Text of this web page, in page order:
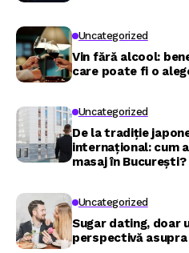
Uncategorized
Vin fără alcool:
care poate fi o
Uncategorized
De la tradiție
internațional: cum
masaj în București?
Uncategorized
Sugar dating, doar
perspectivă